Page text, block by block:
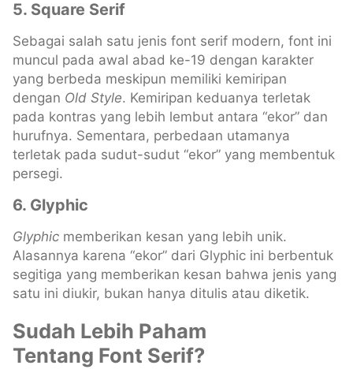
5. Square Serif
Sebagai salah satu jenis font serif modern, font ini
muncul pada awal abad ke-19 dengan karakter
yang berbeda meskipun memiliki kemiripan
dengan Old Style. Kemiripan keduanya terletak
pada kontras yang lebih lembut antara “ekor” dan
hurufnya. Sementara, perbedaan utamanya
terletak pada sudut-sudut “ekor” yang membentuk
persegi.
6. Glyphic
Glyphic memberikan kesan yang lebih unik.
Alasannya karena “ekor” dari Glyphic ini berbentuk
segitiga yang memberikan kesan bahwa jenis yang
satu ini diukir, bukan hanya ditulis atau diketik.
Sudah Lebih Paham
Tentang Font Serif?